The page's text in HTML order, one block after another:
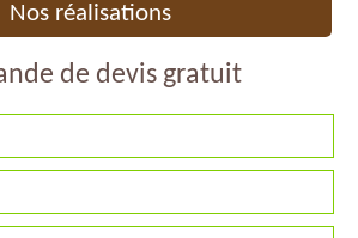
Nos réalisations
de devis gratuit